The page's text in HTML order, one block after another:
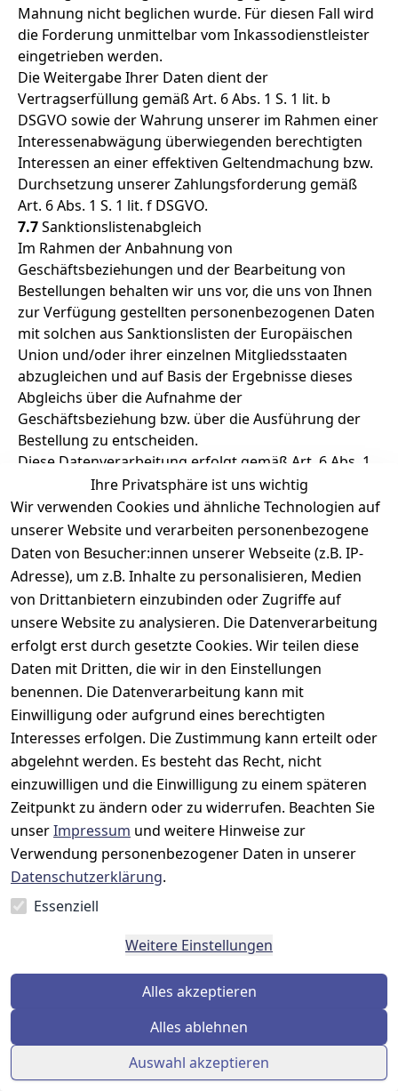
Mahnung nicht beglichen wurde. Für diesen Fall wird
die Forderung unmittelbar vom Inkassodienstleister
eingetrieben werden.
Die Weitergabe Ihrer Daten dient der
Vertragserfüllung gemäß Art. 6 Abs. 1 S. 1 lit. b
DSGVO sowie der Wahrung unserer im Rahmen einer
Interessenabwägung überwiegenden berechtigten
Interessen an einer effektiven Geltendmachung bzw.
Durchsetzung unserer Zahlungsforderung gemäß
Art. 6 Abs. 1 S. 1 lit. f DSGVO.
7.7Sanktionslistenabgleich
Im Rahmen der Anbahnung von
Geschäftsbeziehungen und der Bearbeitung von
Bestellungen behalten wir uns vor, die uns von Ihnen
zur Verfügung gestellten personenbezogenen Daten
mit solchen aus Sanktionslisten der Europäischen
Union und/oder ihrer einzelnen Mitgliedsstaaten
abzugleichen und auf Basis der Ergebnisse dieses
Abgleichs über die Aufnahme der
Geschäftsbeziehung bzw. über die Ausführung der
Bestellung zu entscheiden.
Diese Datenverarbeitung erfolgt gemäß Art. 6 Abs. 1
lit. c DSGVO aufgrund unserer gesetzlichen
Verpflichtung, zu prüfen und sicherzustellen, keine
Geschäftsbeziehungen mit sanktionierten
natürlichen oder juristischen Personen einzugehen
und so die Bereitstellung von Ressourcen gegenüber
solchen Personen zu verhindern.
7.8 Elektronische Widerrufsfunktion für
Fernabsatzverträge
Verbraucher, welche auf dieser Website Verträge
schließen, bei denen ein gesetzliches Widerrufsrecht
besteht, haben die Möglichkeit, den Widerruf über
eine elektronische Widerrufsfunktion im Einklang mit
den geltenden Widerrufsbestimmungen zu erklären.
Bei Nutzung der Widerrufsfunktion sind neben
Angaben zur Identifizierung des zu widerrufenden
Vertrags auch weitere personenbezogene
Informationen wie der Vor- und Nachname sowie die
Mailadresse des Verbrauchers bereitzustellen oder
zu bestätigen.
Die Erhebung dieser Informationen und deren
Übermittlung an uns erfolgt hierbei gemäß Art. 6 Abs.
ordnungsgemäße Bearbeitung des Widerrufs
erforderlich sind. Ebenfalls auf Basis von Art. 6 Abs. 1
lit. b DSGVO werden die bereitgestellten
Zugang der Widerrufserklärung per E-Mail zu
bestätigen. Weitere Rechtsgrundlage für die
Verarbeitung ist Art. 6 Abs. 1 lit. c DSGVO. Wir sind zur
Ihre Privatsphäre ist uns wichtig
Wir verwenden Cookies und ähnliche Technologien auf
unserer Website und verarbeiten personenbezogene
Daten von Besucher:innen unserer Webseite (z.B. IP-
Adresse), um z.B. Inhalte zu personalisieren, Medien
von Drittanbietern einzubinden oder Zugriffe auf
unsere Website zu analysieren. Die Datenverarbeitung
erfolgt erst durch gesetzte Cookies. Wir teilen diese
Daten mit Dritten, die wir in den Einstellungen
benennen. Die Datenverarbeitung kann mit
Einwilligung oder aufgrund eines berechtigten
Interesses erfolgen. Die Zustimmung kann erteilt oder
abgelehnt werden. Es besteht das Recht, nicht
einzuwilligen und die Einwilligung zu einem späteren
Zeitpunkt zu ändern oder zu widerrufen. Beachten Sie
unserImpressum und weitere Hinweise zur
Verwendung personenbezogener Daten in unserer
Datenschutzerklärung.
Essenziell
Weitere Einstellungen
Alles akzeptieren
Alles ablehnen
Auswahl akzeptieren